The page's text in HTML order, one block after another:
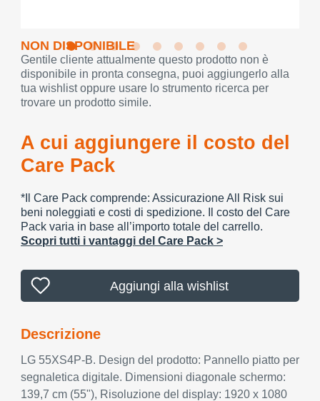
NON DISPONIBILE
Gentile cliente attualmente questo prodotto non è
disponibile in pronta consegna, puoi aggiungerlo alla
tua wishlist oppure usare lo strumento ricerca per
trovare un prodotto simile.
A cui aggiungere il costo del
Care Pack
*Il Care Pack comprende: Assicurazione All Risk sui
beni noleggiati e costi di spedizione. Il costo del Care
Pack varia in base all’importo totale del carrello.
Scopri tutti i vantaggi del Care Pack >
Aggiungi alla wishlist
Descrizione
LG 55XS4P-B. Design del prodotto: Pannello piatto per
segnaletica digitale. Dimensioni diagonale schermo:
139,7 cm (55"), Risoluzione del display: 1920 x 1080